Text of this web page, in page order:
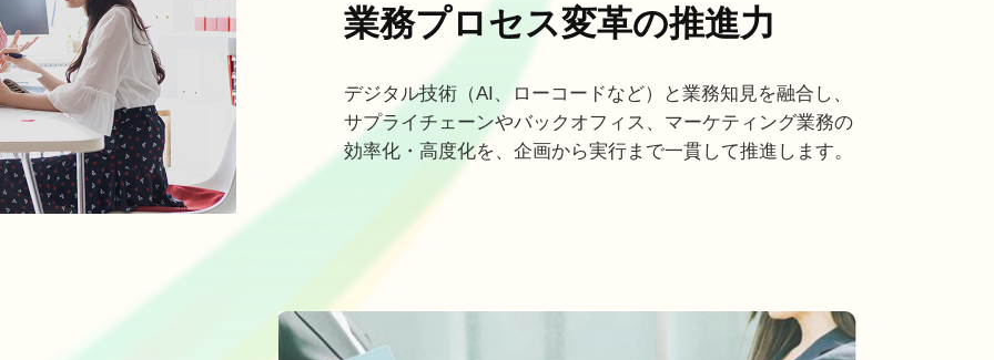
業務プロセス変革の推進力
デジタル技術（AI、ローコードなど）と業務知見を融合し、
サプライチェーンやバックオフィス、マーケティング業務の
効率化・高度化を、企画から実行まで一貫して推進します。